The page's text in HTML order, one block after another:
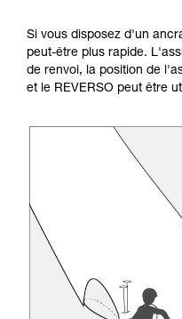
Si vous disposez d'un
peut-être plus rapide.
de renvoi, la position de
et le REVERSO peut être